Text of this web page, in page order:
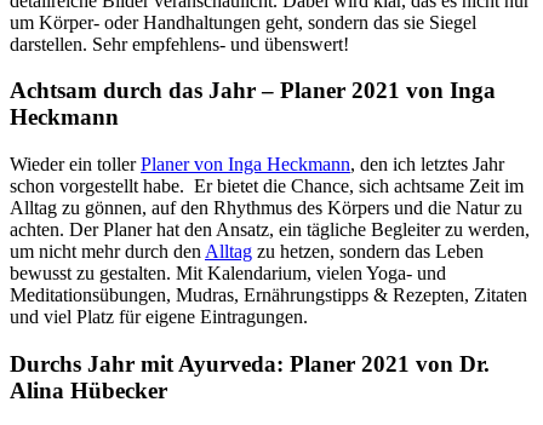
um Körper- oder Handhaltungen geht, sondern das sie Siegel
darstellen. Sehr empfehlens- und übenswert!
Achtsam durch das Jahr – Planer 2021 von Inga
Heckmann
Wieder ein tollerPlaner von Inga Heckmann, den ich letztes Jahr
schon vorgestellt habe. Er bietet die Chance, sich achtsame Zeit im
Alltag zu gönnen, auf den Rhythmus des Körpers und die Natur zu
achten. Der Planer hat den Ansatz, ein tägliche Begleiter zu werden,
um nicht mehr durch den Alltag zu hetzen, sondern das Leben
bewusst zu gestalten. Mit Kalendarium, vielen Yoga- und
Meditationsübungen, Mudras, Ernährungstipps & Rezepten, Zitaten
und viel Platz für eigene Eintragungen.
Durchs Jahr mit Ayurveda: Planer 2021 von Dr.
Alina Hübecker